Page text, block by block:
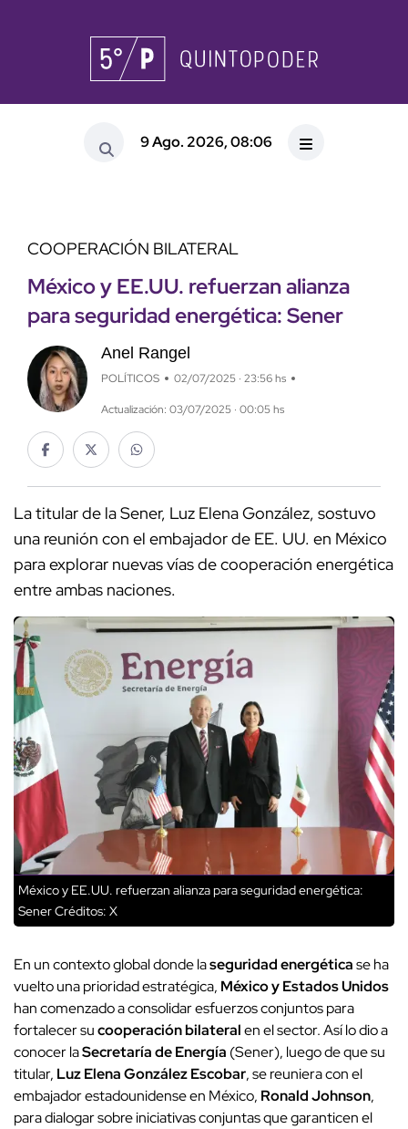
9 Ago. 2026, 08:06
COOPERACIÓN BILATERAL
México y EE.UU. refuerzan alianza
para seguridad energética: Sener
Anel Rangel
POLÍTICOS 02/07/2025 · 23:56 hs
Actualización: 03/07/2025 · 00:05 hs
La titular de la Sener, Luz Elena González, sostuvo
una reunión con el embajador de EE. UU. en México
para explorar nuevas vías de cooperación energética
entre ambas naciones.
México y EE.UU. refuerzan alianza para seguridad energética:
SenerCréditos: X
En un contexto global donde laseguridad energéticase ha
vuelto una prioridad estratégica, México y Estados Unidos
han comenzado a consolidar esfuerzos conjuntos para
fortalecer sucooperación bilateralen el sector. Así lo dio a
conocer laSecretaría de Energía (Sener), luego de que su
titular, Luz Elena González Escobar, se reuniera con el
embajador estadounidense en México, Ronald Johnson,
para dialogar sobre iniciativas conjuntas que garanticen el